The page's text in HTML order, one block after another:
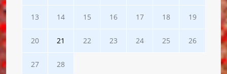
13 14 15 16 17 18 19
20 21 22 23 24 25 26
27 28